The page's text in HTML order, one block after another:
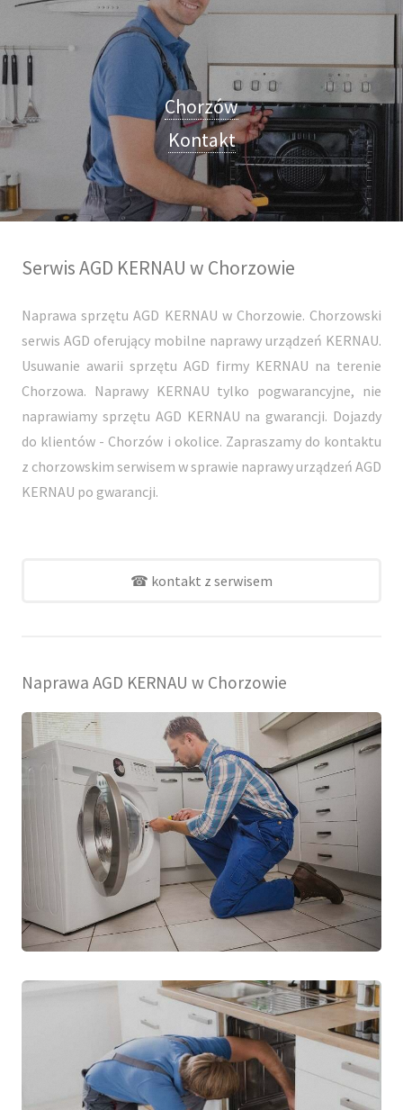
Chorzów
Kontakt
Serwis AGD KERNAU w Chorzowie
Naprawa sprzętu AGD KERNAU w Chorzowie. Chorzowski
serwis AGD oferujący mobilne naprawy urządzeń KERNAU.
Usuwanie awarii sprzętu AGD firmy KERNAU na terenie
Chorzowa. Naprawy KERNAU tylko pogwarancyjne, nie
naprawiamy sprzętu AGD KERNAU na gwarancji. Dojazdy
do klientów - Chorzów i okolice. Zapraszamy do kontaktu
z chorzowskim serwisem w sprawie naprawy urządzeń AGD
KERNAU po gwarancji.
☎ kontakt z serwisem
Naprawa AGD KERNAU w Chorzowie